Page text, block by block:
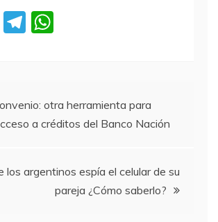
T
T
a
m
A
p
otra herramienta para
a créditos del Banco Nación
los argentinos espía el celular de su
pareja ¿Cómo saberlo?